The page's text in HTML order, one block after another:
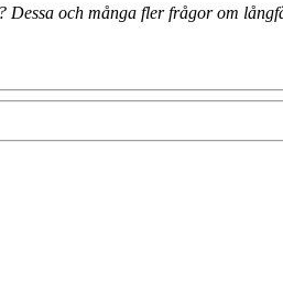
och många fler frågor om